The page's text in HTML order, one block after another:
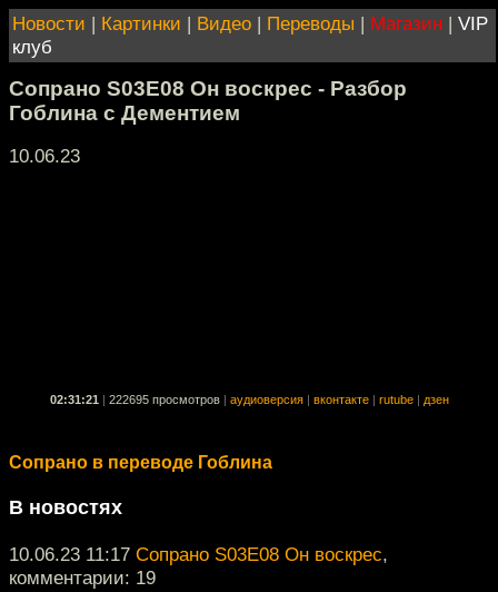
Новости | Картинки | Видео | Переводы | Магазин | VIP
клуб
Сопрано S03E08 Он воскрес - Разбор
Гоблина с Дементием
10.06.23
02:31:21 222695 просмотров аудиоверсия вконтакте rutube дзен
Сопрано в переводе Гоблина
В новостях
10.06.23 11:17 Сопрано S03E08 Он воскрес,
комментарии: 19